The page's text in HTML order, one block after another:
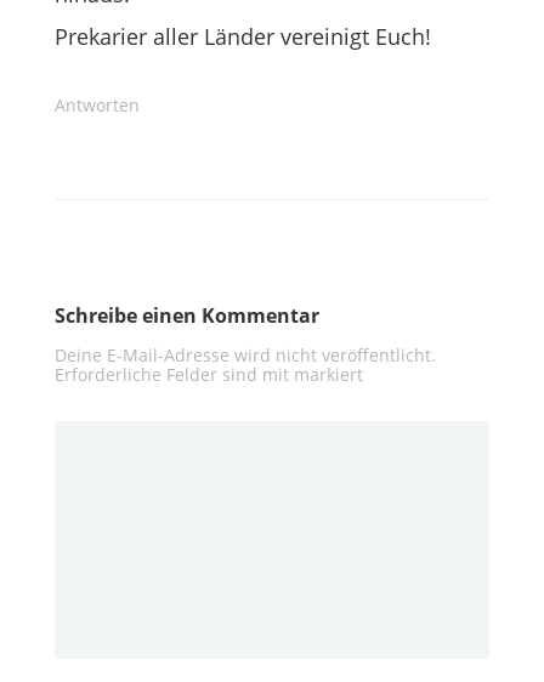
Prekarier aller Länder vereinigt Euch!
Antworten
Schreibe einen Kommentar
Deine E-Mail-Adresse wird nicht veröffentlicht.
Erforderliche Felder sind mit markiert